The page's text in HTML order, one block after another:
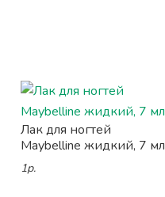
Лак для ногтей
Maybelline жидкий, 7 мл
1р.